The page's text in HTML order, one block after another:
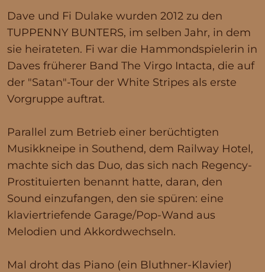
Dave und Fi Dulake wurden 2012 zu den
TUPPENNY BUNTERS, im selben Jahr, in dem
sie heirateten. Fi war die Hammondspielerin in
Daves früherer Band The Virgo Intacta, die auf
der "Satan"-Tour der White Stripes als erste
Vorgruppe auftrat.
Parallel zum Betrieb einer berüchtigten
Musikkneipe in Southend, dem Railway Hotel,
machte sich das Duo, das sich nach Regency-
Prostituierten benannt hatte, daran, den
Sound einzufangen, den sie spüren: eine
klaviertriefende Garage/Pop-Wand aus
Melodien und Akkordwechseln.
Mal droht das Piano (ein Bluthner-Klavier)